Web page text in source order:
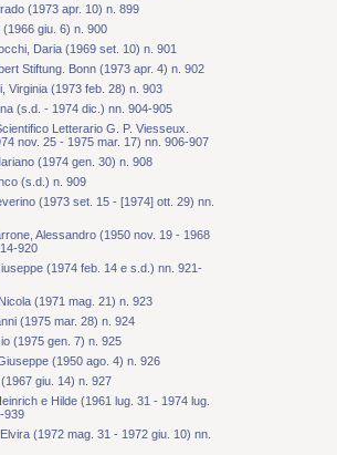
(1973 apr. 10) n. 899
(1966 giu. 6) n. 900
Daria (1969 set. 10) n. 901
Stiftung. Bonn (1973 apr. 4) n. 902
Virginia (1973 feb. 28) n. 903
(s.d. - 1974 dic.) nn. 904-905
Letterario G. P. Viesseux.
nov. 25 - 1975 mar. 17) nn. 906-907
(1974 gen. 30) n. 908
(s.d.) n. 909
(1973 set. 15 - [1974] ott. 29) nn.
Alessandro (1950 nov. 19 - 1968
920
(1974 feb. 14 e s.d.) nn. 921-
(1971 mag. 21) n. 923
(1975 mar. 28) n. 924
(1975 gen. 7) n. 925
(1950 ago. 4) n. 926
giu. 14) n. 927
e Hilde (1961 lug. 31 - 1974 lug.
939
(1972 mag. 31 - 1972 giu. 10) nn.